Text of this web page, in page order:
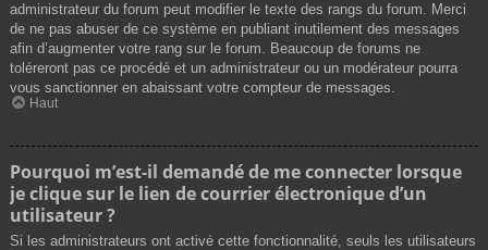
administrateur du forum peut modifier le texte des rangs du forum. Merci
de ne pas abuser de ce système en publiant inutilement des messages
afin d’augmenter votre rang sur le forum. Beaucoup de forums ne
toléreront pas ce procédé et un administrateur ou un modérateur pourra
vous sanctionner en abaissant votre compteur de messages.
Haut
Pourquoi m’est-il demandé de me connecter lorsque
je clique sur le lien de courrier électronique d’un
utilisateur ?
Si les administrateurs ont activé cette fonctionnalité, seuls les utilisateurs